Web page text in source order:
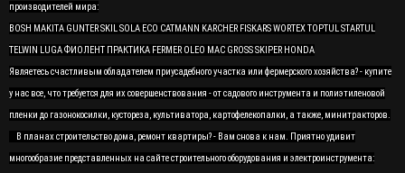
производителей мира:
BOSH MAKITA GUNTER SKIL SOLA ECO CATMANN KARCHER FISKARS WORTEX TOPTUL STARTUL
TELWIN LUGA ФИОЛЕНТ ПРАКТИКА FERMER OLEO MAC GROSS SKIPER HONDA
Являетесь счастливым обладателем приусадебного участка или фермерского хозяйства? - купите
у нас все, что требуется для их совершенствования - от садового инструмента и полиэтиленовой
пленки до газонокосилки, кустореза, культиватора, картофелекопалки, а также, минитракторов.
В планах строительство дома, ремонт квартиры? - Вам снова к нам. Приятно удивит
многообразие представленных на сайте строительного оборудования и электроинструмента: